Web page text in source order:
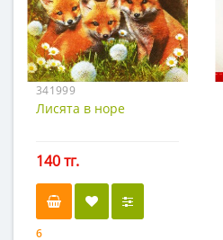
341999
Лисята в норе
140 тг.
6